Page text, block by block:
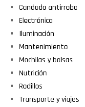
Candado antirrobo
Electrónica
Iluminación
Mantenimiento
Mochilas y bolsas
Nutrición
Rodillos
Transporte y viajes